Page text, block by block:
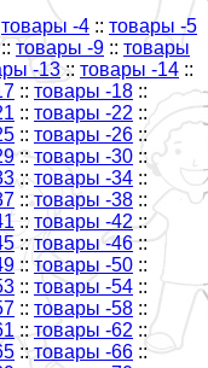
товары -4 :: товары -5
:: товары -9 :: товары
-13 :: товары -14 ::
:: товары -18 ::
:: товары -22 ::
:: товары -26 ::
:: товары -30 ::
:: товары -34 ::
::товары -38 ::
:: товары -42 ::
::товары -46 ::
:: товары -50 ::
:: товары -54 ::
:: товары -58 ::
:: товары -62 ::
:: товары -66 ::